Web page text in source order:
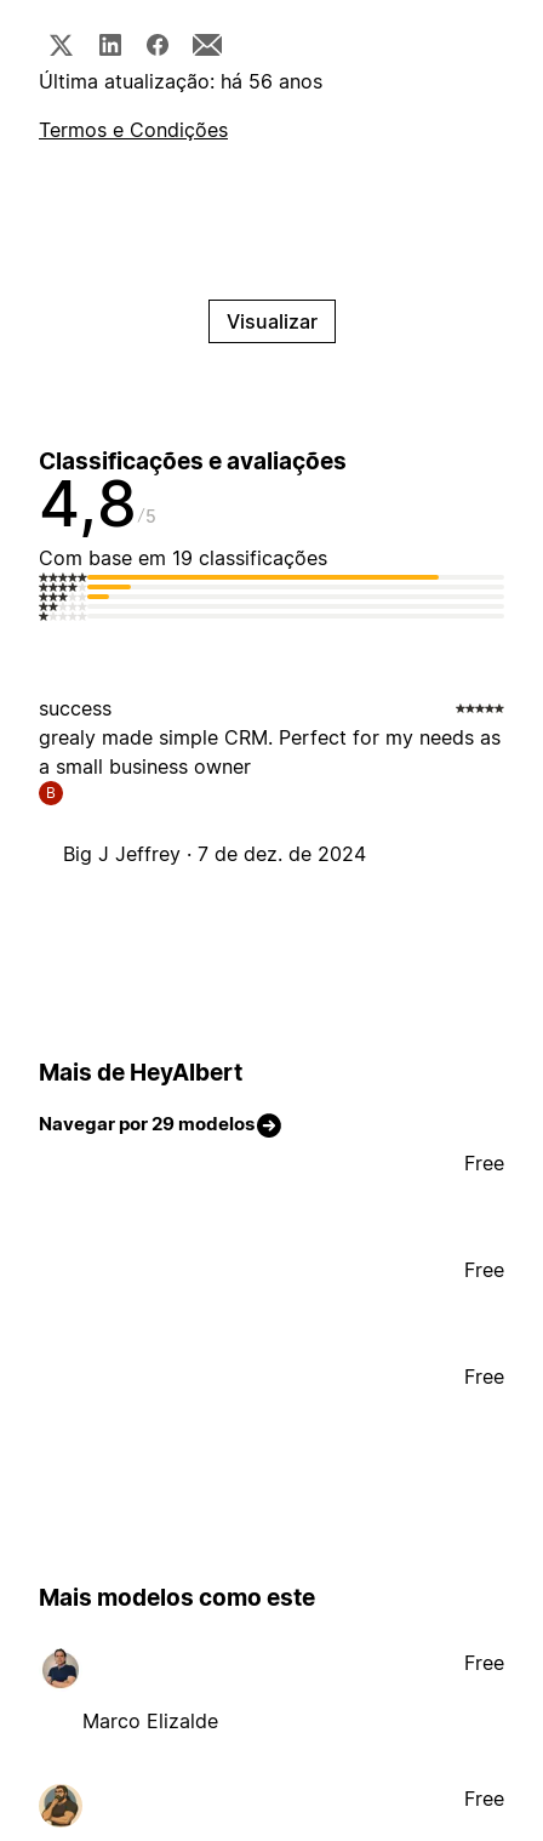
Última atualização: há 56 anos
Termos e Condições
Visualizar
Classificações e avaliações
4,8 5
Com base em 19 classificações
success
grealy made simple CRM. Perfect for my needs as
a small business owner
B
Big J Jeffrey · 7 de dez. de 2024
Mais de HeyAlbert
Navegar por 29 modelos
Free
Free
Free
Mais modelos como este
Marco Elizalde
Free
Free